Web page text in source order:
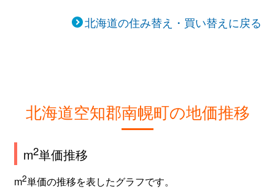
北海道の住み替え・買い替えに戻る
北海道空知郡南幌町の地価推移
m2単価推移
m2単価の推移を表したグラフです。